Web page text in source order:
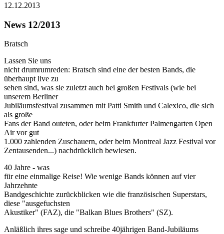
12.12.2013
News 12/2013
Bratsch
Lassen Sie uns
nicht drumrumreden: Bratsch sind eine der besten Bands, die
überhaupt live zu
sehen sind, was sie zuletzt auch bei großen Festivals (wie bei
unserem Berliner
Jubiläumsfestival zusammen mit Patti Smith und Calexico, die sich
als große
Fans der Band outeten, oder beim Frankfurter Palmengarten Open
Air vor gut
1.000 zahlenden Zuschauern, oder beim Montreal Jazz Festival vor
Zentausenden...) nachdrücklich bewiesen.
40 Jahre - was
für eine einmalige Reise! Wie wenige Bands können auf vier
Jahrzehnte
Bandgeschichte zurückblicken wie die französischen Superstars,
diese "ausgefuchsten
Akustiker" (FAZ), die "Balkan Blues Brothers" (SZ).
Anläßlich ihres sage und schreibe 40jährigen Band-Jubiläums